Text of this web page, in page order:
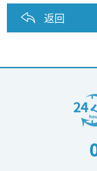
返回